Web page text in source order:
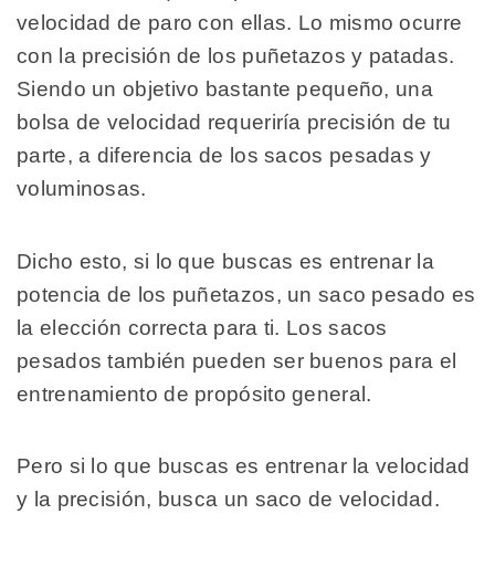
velocidad de paro con ellas. Lo mismo ocurre
con la precisión de los puñetazos y patadas.
Siendo un objetivo bastante pequeño, una
bolsa de velocidad requeriría precisión de tu
parte, a diferencia de los sacos pesadas y
voluminosas.
Dicho esto, si lo que buscas es entrenar la
potencia de los puñetazos, un saco pesado es
la elección correcta para ti. Los sacos
pesados también pueden ser buenos para el
entrenamiento de propósito general.
Pero si lo que buscas es entrenar la velocidad
y la precisión, busca un saco de velocidad.